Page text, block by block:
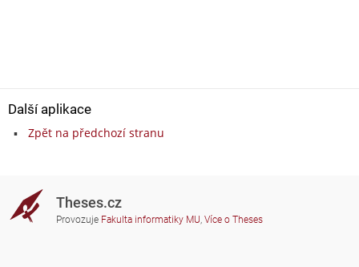
Další aplikace
Zpět na předchozí stranu
Theses.cz
Provozuje Fakulta informatiky MU, Více o Theses